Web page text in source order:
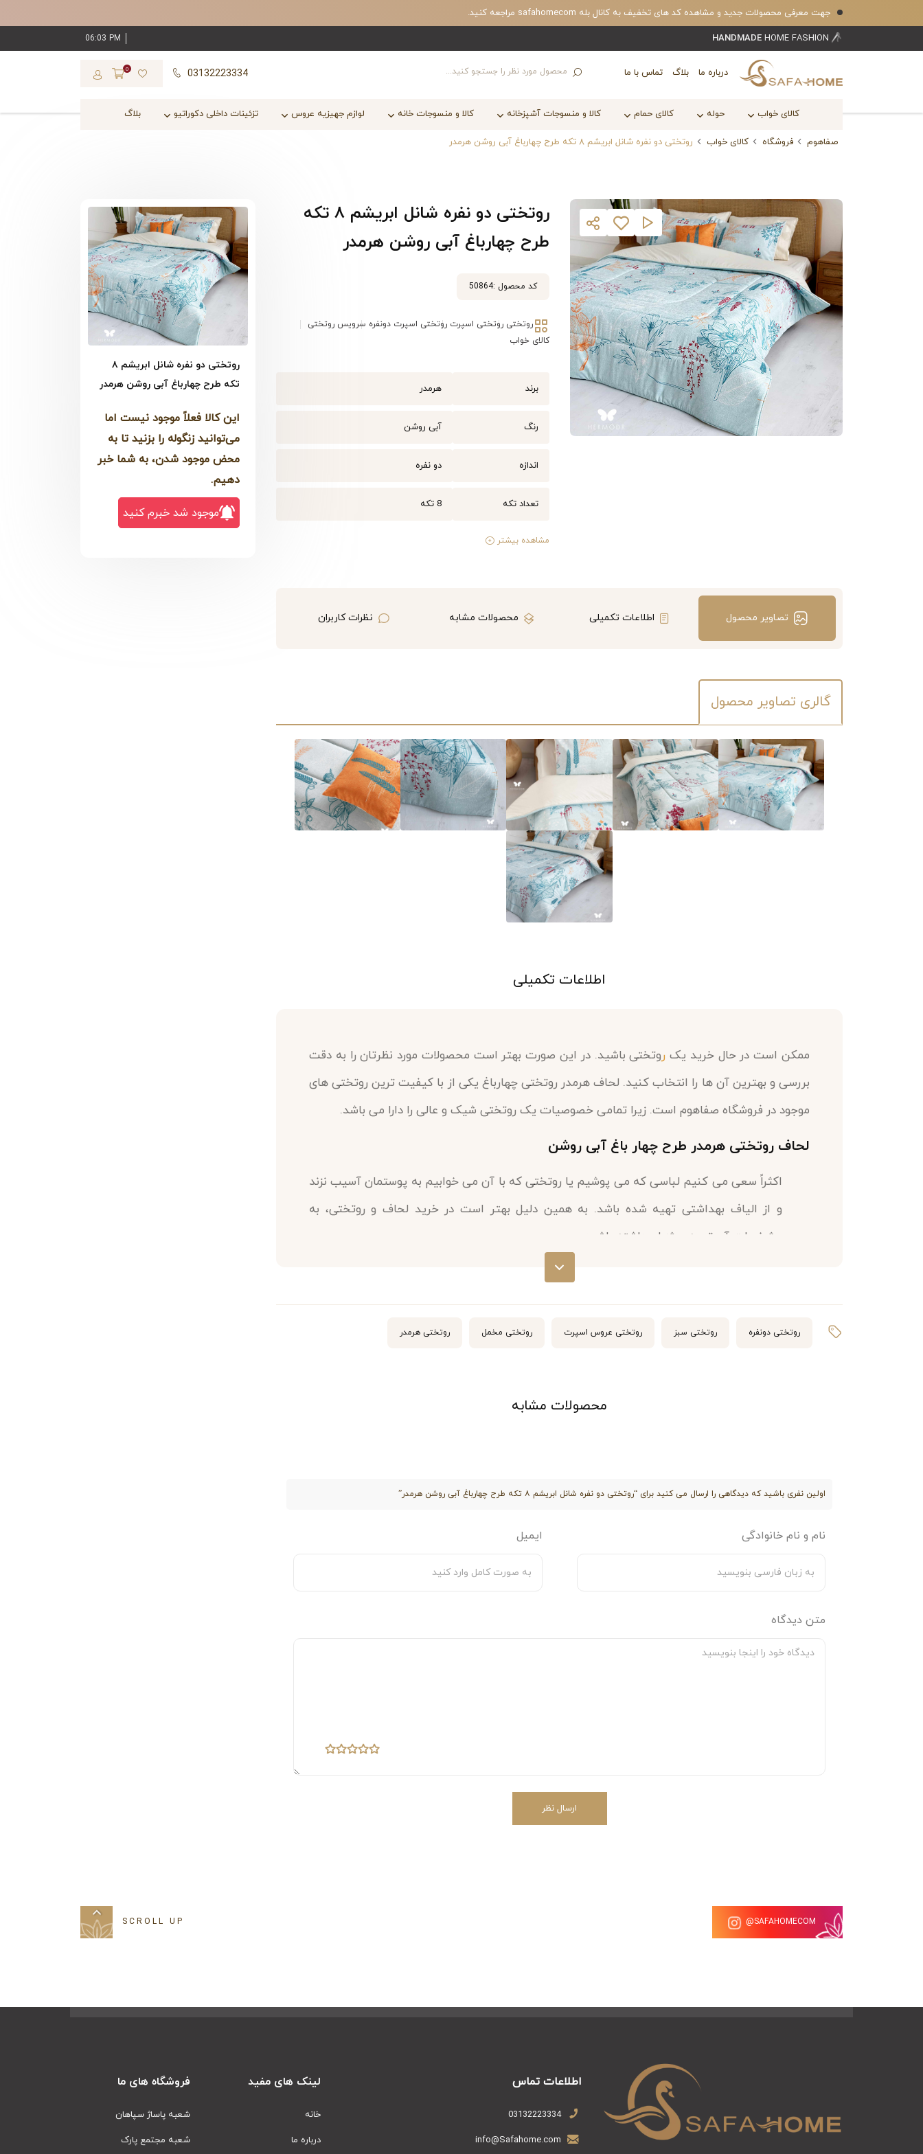
جهت معرفی محصولات جدید و مشاهده کد های تخفیف به کانال بله safahomecom مراجعه کنید.
HANDMADE HOME FASHION
06:03 PM
درباره ما بلاگ تماس با ما 03132223334
0
کالای خواب حوله کالای حمام کالا و منسوجات آشپزخانه کالا و منسوجات خانه لوازم جهیزیه عروس تزئینات داخلی دکوراتیو بلاگ
صفاهوم فروشگاه کالای خواب روتختی دو نفره شانل ابریشم ۸ تکه طرح چهارباغ آبی روشن هرمدر
روتختی دو نفره شانل ابریشم ۸ تکه
طرح چهارباغ آبی روشن هرمدر
کد محصول :50864
روتختی روتختی اسپرت روتختی اسپرت دونفره سرویس روتختی
کالای خواب
برند هرمدر
رنگ آبی روشن
اندازه دو نفره
تعداد تکه 8 تکه
مشاهده بیشتر
تصاویر محصول اطلاعات تکمیلی محصولات مشابه نظرات کاربران
گالری تصاویر محصول
اطلاعات تکمیلی
ممکن است در حال خرید یک روتختی باشید. در این صورت بهتر است محصولات مورد نظرتان را به دقت
بررسی و بهترین آن ها را انتخاب کنید. لحاف هرمدر روتختی چهارباغ یکی از با کیفیت ترین روتختی های
موجود در فروشگاه صفاهوم است. زیرا تمامی خصوصیات یک روتختی شیک و عالی را دارا می باشد.
لحاف روتختی هرمدر طرح چهار باغ آبی روشن
اکثراً سعی می کنیم لباسی که می پوشیم یا روتختی که با آن می خوابیم به پوستمان آسیب نزند
و از الیاف بهداشتی تهیه شده باشد. به همین دلیل بهتر است در خرید لحاف و روتختی، به
مشخصات آن توجه ویژه ای داشته باشید:
جنس پارچه زیره روتختی: کتان نخ
لحاف و روکش تشک نیز از جنس‌های کتان ارگانیک و یا براش با لطافت و مقاومت بالا
برخوردار است.
بدلیل کیفیت بالایی که این روتختی دارد کاملا رنگ ثابت بوده و بر اثر استفاده مکرر آسیبی به آن وارد نمی
پارچه مخمل شانل به دلیل بافتی که دارد، گرد و غبار را جذب نمی‌کند و نگهداری آن بسیار آسان
استحکام بالا در برابر نور:
مقاومت بسیار بالایی به محصول می‌بخشد. همچنین، دوخت‌های متعدد بر روی لحاف طول عمر الیاف را افزایش می‌دهد و
اندازه و تعداد تکه های روتختی چهارباغ:
دو نفره بودن، به شرح زیر می باشد:
روتختی دونفره روتختی سبز روتختی عروس اسپرت روتختی مخمل روتختی هرمدر
محصولات مشابه
اولین نفری باشید که دیدگاهی را ارسال می کنید برای “روتختی دو نفره شانل ابریشم ۸ تکه طرح چهارباغ آبی روشن هرمدر”
نام و نام خانوادگی ایمیل
متن دیدگاه
ارسال نظر
روتختی دو نفره شانل ابریشم ۸
تکه طرح چهارباغ آبی روشن هرمدر
این کالا فعلاً موجود نیست اما
می‌توانید زنگوله را بزنید تا به
محض موجود شدن، به شما خبر
دهیم.
موجود شد خبرم کنید
SAFAHOMECOM@
SCROLL UP
اطلاعات تماس
03132223334
info@Safahome.com
لینک های مفید
خانه
درباره ما
فروشگاه های ما
شعبه پاساژ سپاهان
شعبه مجتمع پارک